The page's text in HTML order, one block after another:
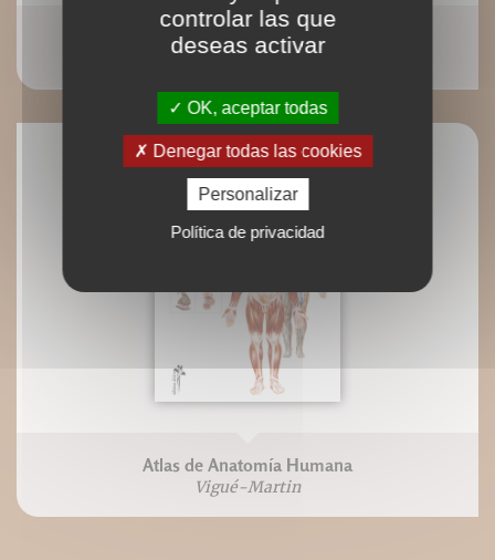
Gran atlas de anatomía humana
Atlas de Anatomía Humana
Vigué-Martin
controlar las que
deseas activar
OK, aceptar todas
Denegar todas las cookies
Personalizar
Política de privacidad